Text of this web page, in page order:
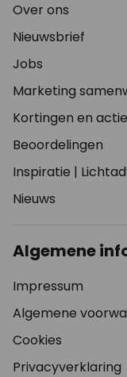
Over ons
Nieuwsbrief
Jobs
Marketing
Kortingen en
Beoordelingen
Inspiratie |
Nieuws
Algemene
Impressum
Algemene
Cookies
Privacyverklaring